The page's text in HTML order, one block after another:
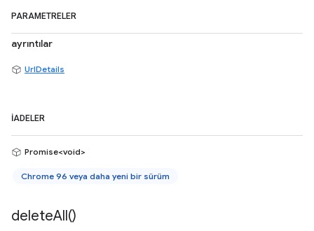
PARAMETRELER
ayrıntılar
UrlDetails
İADELER
Promise<void>
Chrome 96 veya daha yeni bir sürüm
deleteAll()